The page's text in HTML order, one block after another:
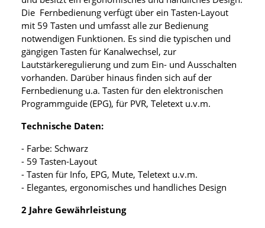
Die Fernbedienung verfügt über ein Tasten-Layout
mit 59 Tasten und umfasst alle zur Bedienung
notwendigen Funktionen. Es sind die typischen und
gängigen Tasten für Kanalwechsel, zur
Lautstärkeregulierung und zum Ein- und Ausschalten
vorhanden. Darüber hinaus finden sich auf der
Fernbedienung u.a. Tasten für den elektronischen
Programmguide (EPG), für PVR, Teletext u.v.m.
Technische Daten:
- Farbe: Schwarz
- 59 Tasten-Layout
- Tasten für Info, EPG, Mute, Teletext u.v.m.
- Elegantes, ergonomisches und handliches Design
2 Jahre Gewährleistung